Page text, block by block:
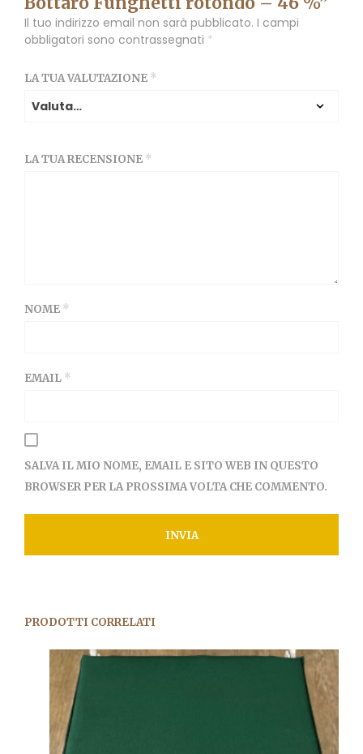
Il tuo indirizzo email non sarà pubblicato. I campi
obbligatori sono contrassegnati *
LA TUA VALUTAZIONE *
LA TUA RECENSIONE *
NOME *
EMAIL *
SALVA IL MIO NOME, EMAIL E SITO WEB IN QUESTO
BROWSER PER LA PROSSIMA VOLTA CHE COMMENTO.
PRODOTTI CORRELATI